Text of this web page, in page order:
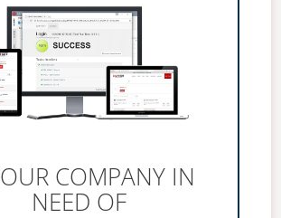
COMPANY IN
NEED OF